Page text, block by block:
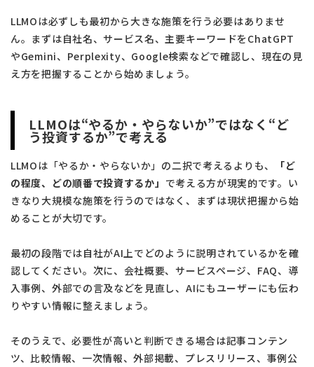
LLMOは必ずしも最初から大きな施策を行う必要はありませ
ん。まずは自社名、サービス名、主要キーワードをChatGPT
やGemini、Perplexity、Google検索などで確認し、現在の見
え方を把握することから始めましょう。
LLMOは“やるか・やらないか”ではなく“ど
う投資するか”で考える
LLMOは「やるか・やらないか」の二択で考えるよりも、
「ど
の程度、どの順番で投資するか」 で考える方が現実的です。い
きなり大規模な施策を行うのではなく、まずは現状把握から始
めることが大切です。
最初の段階では自社がAI上でどのように説明されているかを確
認してください。次に、会社概要、サービスページ、FAQ、導
入事例、外部での言及などを見直し、AIにもユーザーにも伝わ
りやすい情報に整えましょう。
そのうえで、必要性が高いと判断できる場合は記事コンテン
ツ、比較情報、一次情報、外部掲載、プレスリリース、事例公